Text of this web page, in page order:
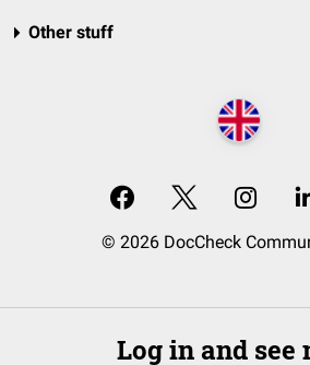
Other stuff
© 2026 DocCheck
Log in and see